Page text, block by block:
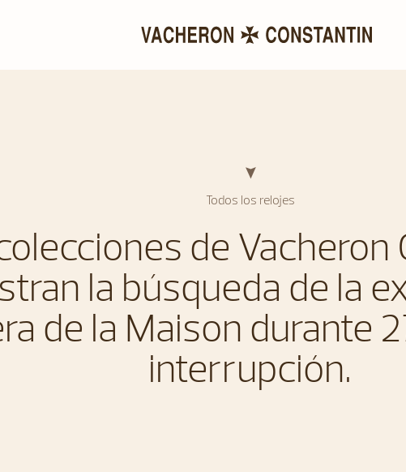
Todos los relojes
de Vacheron
la búsqueda de la
de la Maison durante
interrupción.